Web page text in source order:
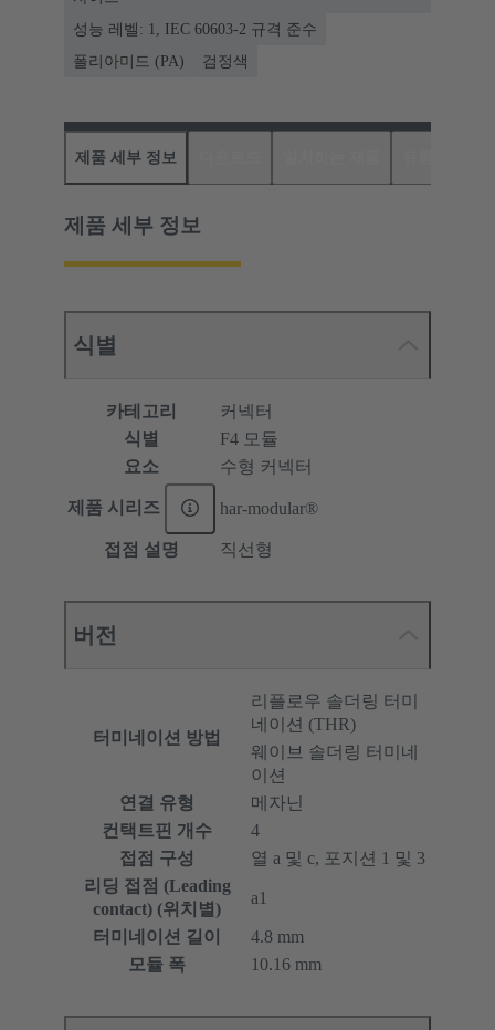
성능 레벨: 1, IEC 60603-2 규격 준수
폴리아미드 (PA)
검정색
제품 세부 정보
제품 세부 정보
식별
카테고리
커넥터
식별
F4 모듈
요소
수형 커넥터
제품 시리즈 har-modular®
접점 설명 직선형
버전
터미네이션 방법
리플로우 솔더링 터미
네이션 (THR)
웨이브 솔더링 터미네
이션
연결 유형
메자닌
컨택트핀 개수
4
접점 구성
열 a 및 c, 포지션 1 및 3
리딩 접점 (Leading
contact) (위치별)
a1
터미네이션 길이
4.8 mm
모듈 폭
10.16 mm